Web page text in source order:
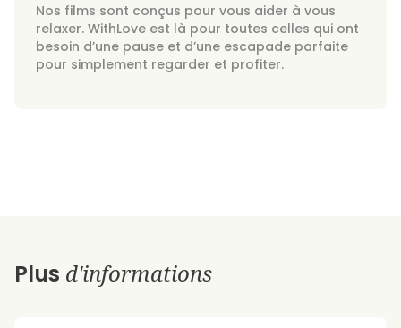
Nos films sont conçus pour vous aider à vous
relaxer. WithLove est là pour toutes celles qui ont
besoin d’une pause et d’une escapade parfaite
pour simplement regarder et profiter.
Plus d'informations